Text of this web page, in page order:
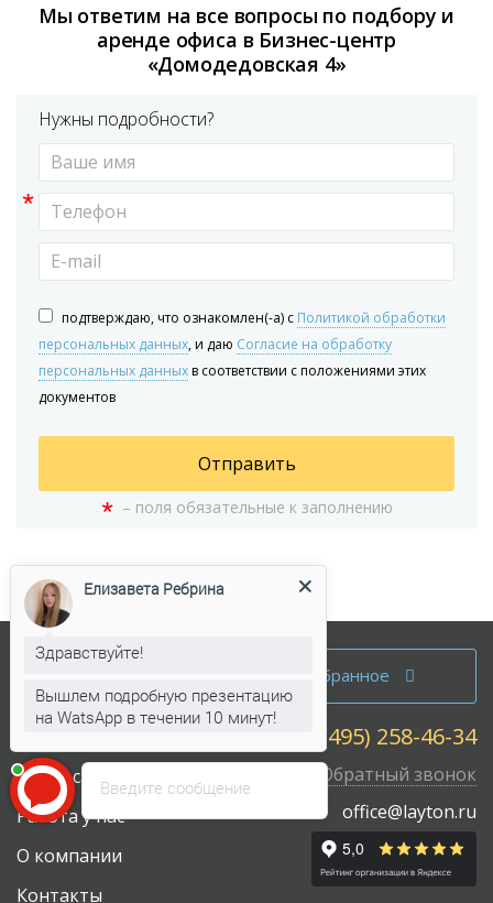
Мы ответим на все вопросы по подбору и
аренде офиса в Бизнес-центр
«Домодедовская 4»
Нужны подробности?
*
подтверждаю, что ознакомлен(-а) с Политикой обработки
персональных данных, и даю Согласие на обработку
персональных данныхв соответствии с положениями этих
документов
Отправить
* – поля обязательные к заполнению
Аренда офисов
Продажа офисов
Карта сайта
Работа у нас
О компании
Контакты
Избранное
+7 (495) 258-46-34
Обратный звонок
office@layton.ru
Введите сообщение
Елизавета Ребрина
Здравствуйте!
Вышлем подробную презентацию
на WatsApp в течении 10 минут!